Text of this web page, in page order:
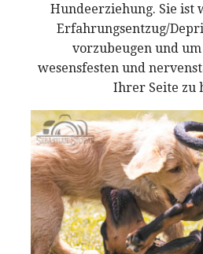
Hundeerziehung. Sie ist
Erfahrungsentzug/
vorzubeugen und
wesensfesten und
Ihrer Seite zu